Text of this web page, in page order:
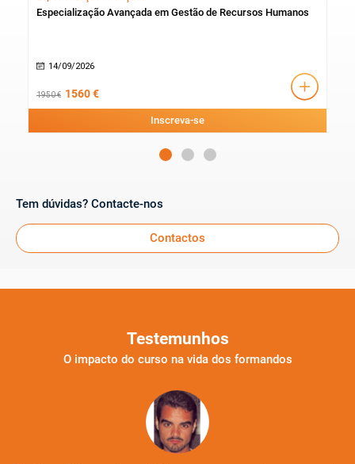
Especialização Avançada em Gestão de Recursos Humanos
14/09/2026
1950 € 1560 €
Inscreva-se
Tem dúvidas? Contacte-nos
Contactos
Testemunhos
O impacto do curso na vida dos formandos